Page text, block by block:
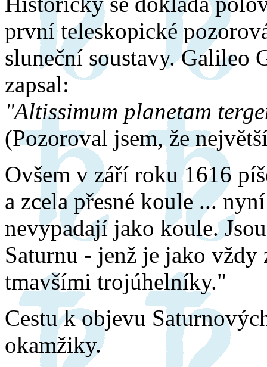
první teleskopické
sluneční soustavy. Galileo
zapsal:
"Altissimum planetam
(Pozoroval jsem, že
Ovšem v září roku 1616
a zcela přesné koule ...
nevypadají jako koule.
Saturnu - jenž je jako
tmavšími trojúhelníky."
Cestu k objevu
okamžiky.